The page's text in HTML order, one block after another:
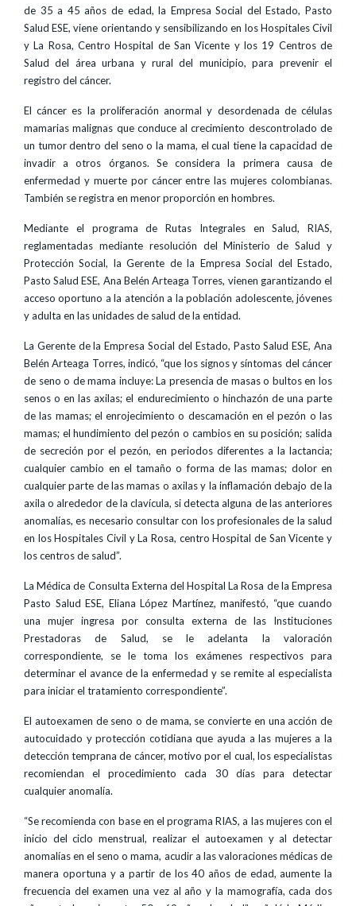
de 35 a 45 años de edad, la Empresa Social del Estado, Pasto
Salud ESE, viene orientando y sensibilizando en los Hospitales Civil
y La Rosa, Centro Hospital de San Vicente y los 19 Centros de
Salud del área urbana y rural del municipio, para prevenir el
registro del cáncer.
El cáncer es la proliferación anormal y desordenada de células
mamarias malignas que conduce al crecimiento descontrolado de
un tumor dentro del seno o la mama, el cual tiene la capacidad de
invadir a otros órganos. Se considera la primera causa de
enfermedad y muerte por cáncer entre las mujeres colombianas.
También se registra en menor proporción en hombres.
Mediante el programa de Rutas Integrales en Salud, RIAS,
reglamentadas mediante resolución del Ministerio de Salud y
Protección Social, la Gerente de la Empresa Social del Estado,
Pasto Salud ESE, Ana Belén Arteaga Torres, vienen garantizando el
acceso oportuno a la atención a la población adolescente, jóvenes
y adulta en las unidades de salud de la entidad.
La Gerente de la Empresa Social del Estado, Pasto Salud ESE, Ana
Belén Arteaga Torres, indicó, “que los signos y síntomas del cáncer
de seno o de mama incluye: La presencia de masas o bultos en los
senos o en las axilas; el endurecimiento o hinchazón de una parte
de las mamas; el enrojecimiento o descamación en el pezón o las
mamas; el hundimiento del pezón o cambios en su posición; salida
de secreción por el pezón, en periodos diferentes a la lactancia;
cualquier cambio en el tamaño o forma de las mamas; dolor en
cualquier parte de las mamas o axilas y la inflamación debajo de la
axila o alrededor de la clavícula, si detecta alguna de las anteriores
anomalías, es necesario consultar con los profesionales de la salud
en los Hospitales Civil y La Rosa, centro Hospital de San Vicente y
los centros de salud”.
La Médica de Consulta Externa del Hospital La Rosa de la Empresa
Pasto Salud ESE, Eliana López Martínez, manifestó, “que cuando
una mujer ingresa por consulta externa de las Instituciones
Prestadoras de Salud, se le adelanta la valoración
correspondiente, se le toma los exámenes respectivos para
determinar el avance de la enfermedad y se remite al especialista
para iniciar el tratamiento correspondiente”.
El autoexamen de seno o de mama, se convierte en una acción de
autocuidado y protección cotidiana que ayuda a las mujeres a la
detección temprana de cáncer, motivo por el cual, los especialistas
recomiendan el procedimiento cada 30 días para detectar
cualquier anomalía.
“Se recomienda con base en el programa RIAS, a las mujeres con el
inicio del ciclo menstrual, realizar el autoexamen y al detectar
anomalías en el seno o mama, acudir a las valoraciones médicas de
manera oportuna y a partir de los 40 años de edad, aumente la
frecuencia del examen una vez al año y la mamografía, cada dos